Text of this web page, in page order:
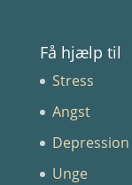
Få hjælp til
Stress
Angst
Depression
Unge